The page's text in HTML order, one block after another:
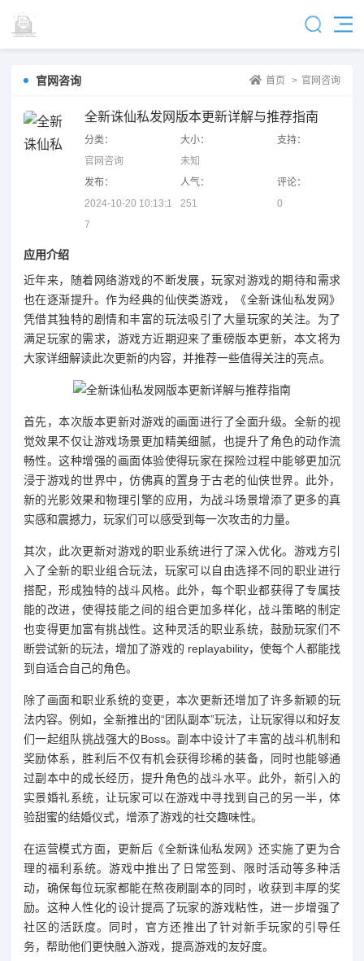
官网咨询 首页 > 官网咨询
全新诛仙私发网版本更新详解与推荐指南
分类：
官网咨询
大小：
未知
支持：
发布：
2024-10-20 10:13:1
7
人气：
251
评论：
0
应用介绍
近年来，随着网络游戏的不断发展，玩家对游戏的期待和需求
也在逐渐提升。作为经典的仙侠类游戏，《全新诛仙私发网》
凭借其独特的剧情和丰富的玩法吸引了大量玩家的关注。为了
满足玩家的需求，游戏方近期迎来了重磅版本更新，本文将为
大家详细解读此次更新的内容，并推荐一些值得关注的亮点。
首先，本次版本更新对游戏的画面进行了全面升级。全新的视
觉效果不仅让游戏场景更加精美细腻，也提升了角色的动作流
畅性。这种增强的画面体验使得玩家在探险过程中能够更加沉
浸于游戏的世界中，仿佛真的置身于古老的仙侠世界。此外，
新的光影效果和物理引擎的应用，为战斗场景增添了更多的真
实感和震撼力，玩家们可以感受到每一次攻击的力量。
其次，此次更新对游戏的职业系统进行了深入优化。游戏方引
入了全新的职业组合玩法，玩家可以自由选择不同的职业进行
搭配，形成独特的战斗风格。此外，每个职业都获得了专属技
能的改进，使得技能之间的组合更加多样化，战斗策略的制定
也变得更加富有挑战性。这种灵活的职业系统，鼓励玩家们不
断尝试新的玩法，增加了游戏的 replayability，使每个人都能找
到自适合自己的角色。
除了画面和职业系统的变更，本次更新还增加了许多新颖的玩
法内容。例如，全新推出的“团队副本”玩法，让玩家得以和好友
们一起组队挑战强大的Boss。副本中设计了丰富的战斗机制和
奖励体系，胜利后不仅有机会获得珍稀的装备，同时也能够通
过副本中的成长经历，提升角色的战斗水平。此外，新引入的
实景婚礼系统，让玩家可以在游戏中寻找到自己的另一半，体
验甜蜜的结婚仪式，增添了游戏的社交趣味性。
在运营模式方面，更新后《全新诛仙私发网》还实施了更为合
理的福利系统。游戏中推出了日常签到、限时活动等多种活
动，确保每位玩家都能在熬夜刷副本的同时，收获到丰厚的奖
励。这种人性化的设计提高了玩家的游戏粘性，进一步增强了
社区的活跃度。同时，官方还推出了针对新手玩家的引导任
务，帮助他们更快融入游戏，提高游戏的友好度。